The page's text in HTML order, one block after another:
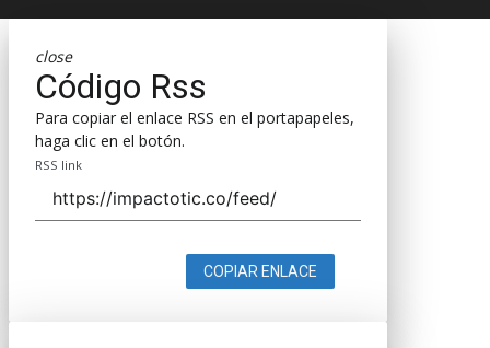
close
Código Rss
Para copiar el enlace RSS en el portapapeles,
haga clic en el botón.
RSS link
COPIAR ENLACE